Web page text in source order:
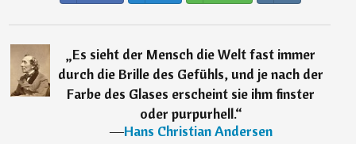
„Es sieht der Mensch die Welt fast immer
durch die Brille des Gefühls, und je nach der
Farbe des Glases erscheint sie ihm finster
oder purpurhell.“
―Hans Christian Andersen